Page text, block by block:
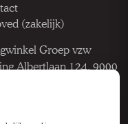
(zakelijk)
Groep vzw
Albertlaan 124, 9000
BE 1033.922.208